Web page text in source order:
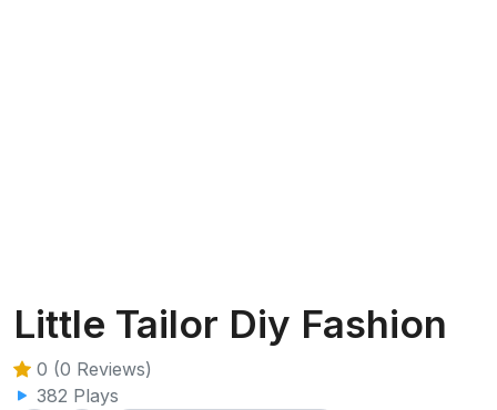
Little Tailor Diy Fashion
0 (0 Reviews)
382 Plays